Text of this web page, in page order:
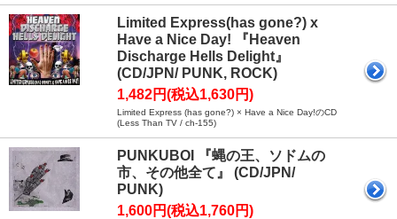
Limited Express(has gone?) x
Have a Nice Day! 『Heaven
Discharge Hells Delight』
(CD/JPN/ PUNK, ROCK)
1,482円(税込1,630円)
Limited Express (has gone?) × Have a Nice Day!のCD
(Less Than TV / ch-155)
PUNKUBOI 『蝿の王、ソドムの
市、その他全て』 (CD/JPN/
PUNK)
1,600円(税込1,760円)